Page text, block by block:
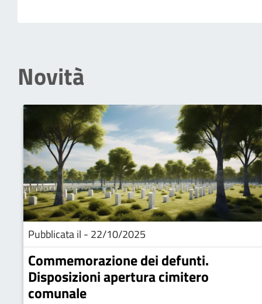
Novità
Pubblicata il - 22/10/2025
Commemorazione dei defunti.
Disposizioni apertura cimitero
comunale